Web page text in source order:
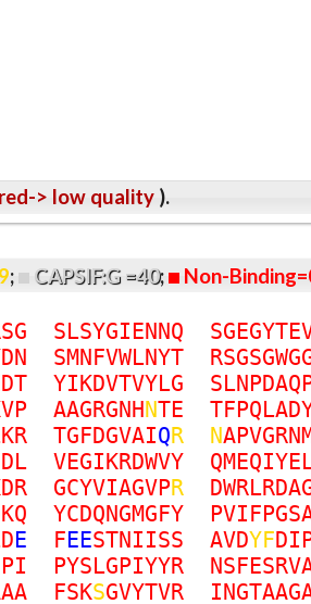
red-> low quality ).
; CAPSIF:G =40; Non-
SG SLSYGIENNQ SGEGYTE
DN SMNFVWLNYT RSGSGWG
DT YIKDVTVYLG SLNPDAQ
VP AAGRGNHNTE TFPQLAD
KR TGFDGVAIQR NAPVGRN
DL VEGIKRDWVY QMEQIYE
DR GCYVIAGVPR DWRLRDA
KQ YCDQNGMGFY PVIFPGS
DE FEESTNIISS AVDYFDI
PI PYSLGPIYYR NSFESRV
AA FSKSGVYTVR INGTAAG